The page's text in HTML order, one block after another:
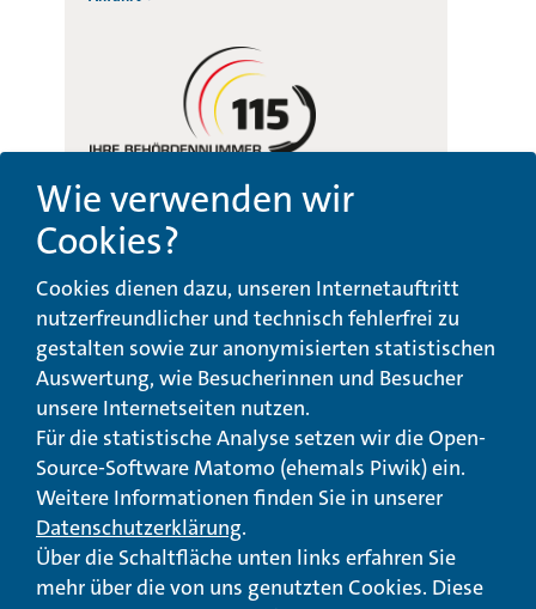
Anregungs- und
Qualitätsmanagement
Barrierefreiheit
© Landeswohlfahrtsverband Hessen 2026
Impressum Seitenübersicht Seite drucken
nach oben
Wie verwenden wir
Cookies?
Cookies dienen dazu, unseren Internetauftritt
nutzerfreundlicher und technisch fehlerfrei zu
gestalten sowie zur anonymisierten statistischen
Auswertung, wie Besucherinnen und Besucher
unsere Internetseiten nutzen.
Für die statistische Analyse setzen wir die Open-
Source-Software Matomo (ehemals Piwik) ein.
Weitere Informationen finden Sie in unserer
Datenschutzerklärung.
Über die Schaltfläche unten links erfahren Sie
mehr über die von uns genutzten Cookies. Diese